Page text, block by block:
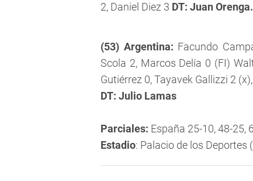
2, Daniel Diez 3 DT: Juan Orenga.
(53) Argentina: Facundo
Scola 2, Marcos Delía 0 (FI)
Gutiérrez 0, Tayavek Gallizzi 2
DT: Julio Lamas
Parciales: España 25-10, 48-25,
Estadio: Palacio de los Deportes